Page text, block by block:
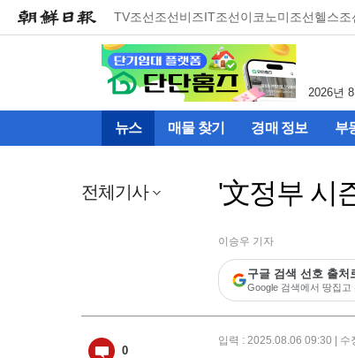
TV조선조선비즈IT조선이코노미조선헬스조
2026년
뉴스 매물 찾기 경매 정보 부
전체기사 '文정부 시
이승우 기자
구글 검색 선호 출처
Google 검색에서 땅집고
0
입력 : 2025.08.06 09:30 | 수